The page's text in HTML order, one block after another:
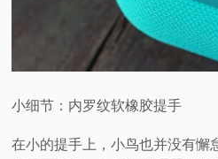
小细节：内罗纹软橡胶提手
在小的提手上，小鸟也并没有懈